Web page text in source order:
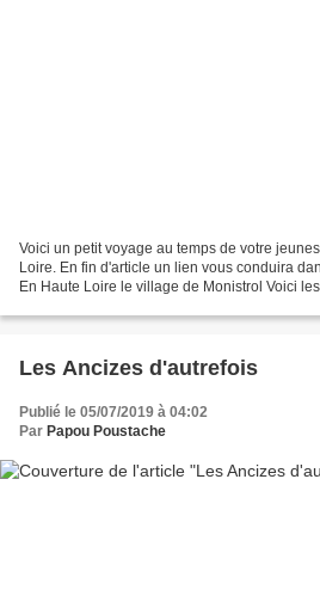
Voici un petit voyage au temps de votre
Loire. En fin d'article un lien vous conduira
En Haute Loire le village de Monistrol Voici
Les Ancizes d'autrefois
Publié le 05/07/2019 à 04:02
Par Papou Poustache